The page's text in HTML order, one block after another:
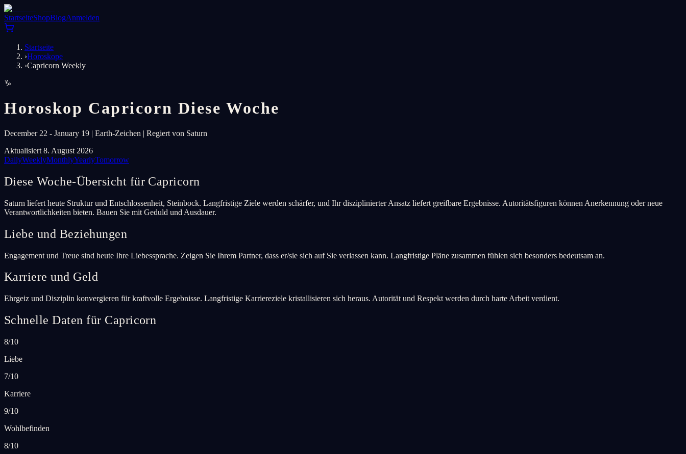
StartseiteShopBlogAnmelden
Startseite
›Horoskope
›Capricorn Weekly
♑
Horoskop Capricorn Diese Woche
December 22 - January 19 | Earth-Zeichen | Regiert von Saturn
Aktualisiert 8. August 2026
DailyWeeklyMonthlyYearlyTomorrow
Diese Woche-Übersicht für Capricorn
Saturn liefert heute Struktur und Entschlossenheit, Steinbock. Langfristige Ziele werden schärfer, und Ihr disziplinierter Ansatz liefert greifbare Ergebnisse. Autoritätsfiguren können Anerkennung oder neue
Verantwortlichkeiten bieten. Bauen Sie mit Geduld und Ausdauer.
Liebe und Beziehungen
Engagement und Treue sind heute Ihre Liebessprache. Zeigen Sie Ihrem Partner, dass er/sie sich auf Sie verlassen kann. Langfristige Pläne zusammen fühlen sich besonders bedeutsam an.
Karriere und Geld
Ehrgeiz und Disziplin konvergieren für kraftvolle Ergebnisse. Langfristige Karriereziele kristallisieren sich heraus. Autorität und Respekt werden durch harte Arbeit verdient.
Schnelle Daten für Capricorn
8/10
Liebe
7/10
Karriere
9/10
Wohlbefinden
8/10